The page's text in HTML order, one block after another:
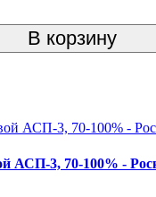
В корзину
АСП-3, 70-100% -